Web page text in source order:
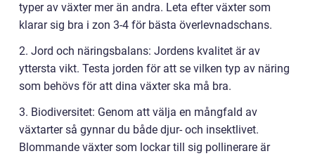
typer av växter mer än andra. Leta efter växter som
klarar sig bra i zon 3-4 för bästa överlevnadschans.
2. Jord och näringsbalans: Jordens kvalitet är av
yttersta vikt. Testa jorden för att se vilken typ av näring
som behövs för att dina växter ska må bra.
3. Biodiversitet: Genom att välja en mångfald av
växtarter så gynnar du både djur- och insektlivet.
Blommande växter som lockar till sig pollinerare är